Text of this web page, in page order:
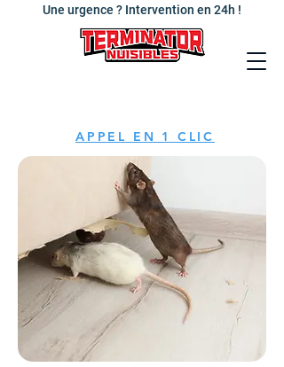
Une urgence ? Intervention en 24h !
APPEL EN 1 CLIC